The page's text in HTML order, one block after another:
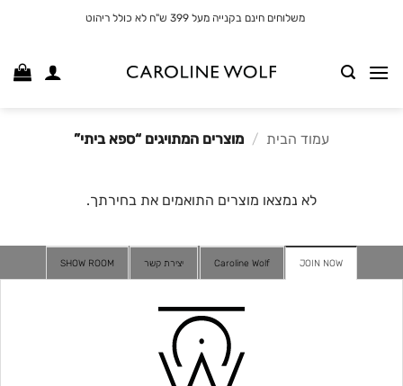
משלוחים חינם בקנייה מעל 399 ש"ח לא כולל ריהוט
עמוד הבית / מוצרים המתויגים “ספא ביתי”
לא נמצאו מוצרים התואמים את בחירתך.
JOIN NOW
Caroline Wolf יצירת קשר SHOW ROOM